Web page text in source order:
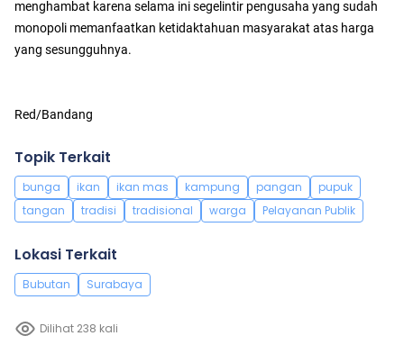
menghambat karena selama ini segelintir pengusaha yang sudah
monopoli memanfaatkan ketidaktahuan masyarakat atas harga
yang sesungguhnya.
Red/Bandang
Topik Terkait
bunga ikan ikan mas kampung pangan
pupuk
tangan
tradisi tradisional warga Pelayanan Publik
Lokasi Terkait
Bubutan Surabaya
Dilihat 238 kali